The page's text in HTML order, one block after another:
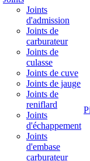
Joints
d'admission
Joints de
carburateur
Joints de
culasse
Joints de cuve
Joints de jauge
Joints de
reniflard
Joints
d'échappement
Joints
d'embase
carburateur